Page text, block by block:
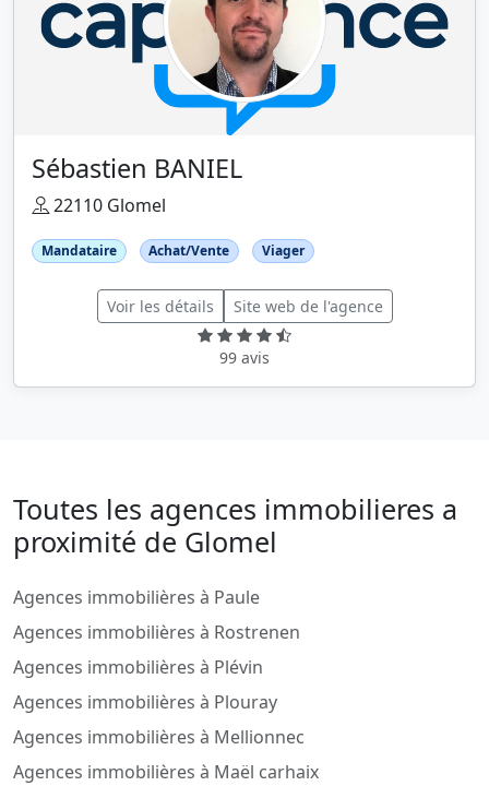
Sébastien BANIEL
22110 Glomel
Mandataire Achat/Vente Viager
Voir les détails Site web de l'agence
99 avis
Toutes les agences immobilieres a
proximité de Glomel
Agences immobilières à Paule
Agences immobilières à Rostrenen
Agences immobilières à Plévin
Agences immobilières à Plouray
Agences immobilières à Mellionnec
Agences immobilières à Maël carhaix